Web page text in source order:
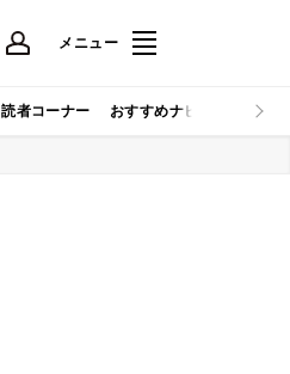
メニュー
読者コーナー おすすめナビ マイナビ